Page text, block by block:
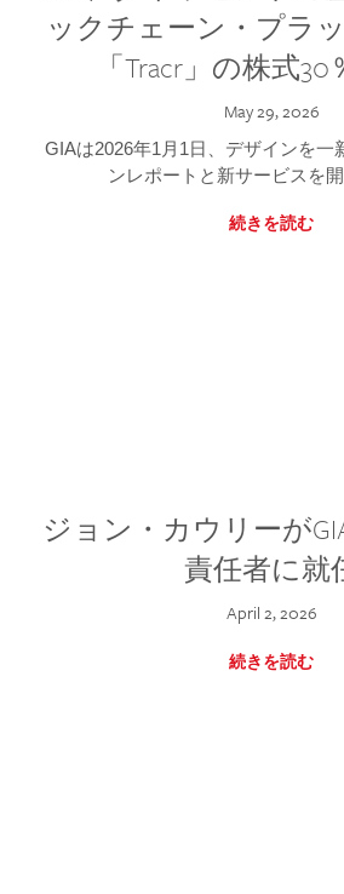
ックチェーン・プラ
「Tracr」の株式
May 29, 2026
GIAは2026年1月1日、デザインを一
ンレポートと新サービスを開
続きを読む
ジョン・カウリーが
責任者に就
April 2, 2026
続きを読む